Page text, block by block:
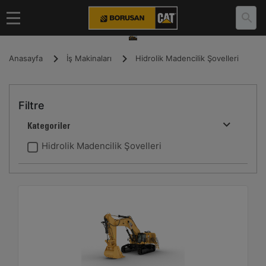
Anasayfa İş Makinaları Hidrolik Madencilik Şovelleri
Filtre
Kategoriler
Hidrolik Madencilik Şovelleri